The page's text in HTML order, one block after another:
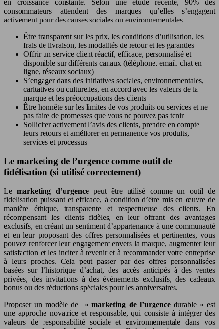
en croissance constante. Selon une étude récente, 90% des
consommateurs attendent des marques qu’elles s’engagent
activement pour des causes sociales ou environnementales.
Être transparent sur les prix, les conditions d’utilisation, les
frais de livraison, les modalités de retour et les garanties
Offrir un service client réactif, efficace, personnalisé et
disponible sur différents canaux (téléphone, email, chat en
ligne, réseaux sociaux)
S’engager dans des initiatives sociales, environnementales,
caritatives ou culturelles, en accord avec les valeurs de la
marque et les préoccupations des clients
Être honnête sur les limites de vos produits ou services et ne
pas faire de promesses que vous ne pouvez pas tenir
Solliciter activement l’avis des clients, prendre en compte
leurs retours et améliorer en permanence vos produits,
services et processus
Le marketing de l’urgence comme outil de
fidélisation (si utilisé correctement)
Lemarketing d’urgencepeut être utilisé comme un outil de
fidélisation puissant et efficace, à condition d’être mis en œuvre de
manière éthique, transparente et respectueuse des clients. En
récompensant les clients fidèles, en leur offrant des avantages
exclusifs, en créant un sentiment d’appartenance à une communauté
et en leur proposant des offres personnalisées et pertinentes, vous
pouvez renforcer leur engagement envers la marque, augmenter leur
satisfaction et les inciter à revenir et à recommander votre entreprise
à leurs proches. Cela peut passer par des offres personnalisées
basées sur l’historique d’achat, des accès anticipés à des ventes
privées, des invitations à des événements exclusifs, des cadeaux
bonus ou des réductions spéciales pour les anniversaires.
Proposer un modèle de »marketing de l’urgencedurable » est
une approche novatrice et responsable, qui consiste à intégrer des
valeurs de responsabilité sociale et environnementale dans vos